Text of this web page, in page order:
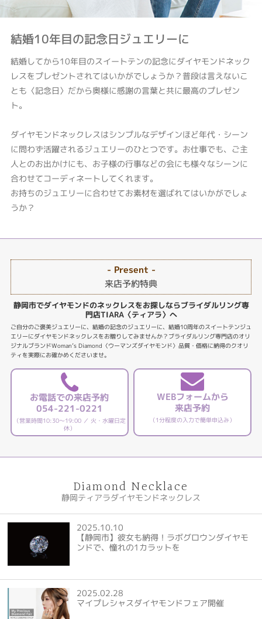
結婚10年目の記念日ジュエリーに
結婚してから10年目のスイートテンの記念にダイヤモンドネック
レスをプレゼントされてはいかがでしょうか？普段は言えないこ
とも〈記念日〉だから奥様に感謝の言葉と共に最高のプレゼン
ト。
ダイヤモンドネックレスはシンプルなデザインほど年代・シーン
に問わず活躍されるジュエリーのひとつです。お仕事でも、ご主
人とのお出かけにも、お子様の行事などの会にも様々なシーンに
合わせてコーディネートしてくれます。
お持ちのジュエリーに合わせてお素材を選ばれてはいかがでしょ
うか？
- Present -
来店予約特典
静岡市でダイヤモンドのネックレスをお探しならブライダルリング専
門店TIARA〈ティアラ〉へ
ご自分のご褒美ジュエリーに、結婚の記念のジュエリーに、結婚10周年のスイートテンジュ
エリーにダイヤモンドネックレスをお贈りしてみませんか？ブライダルリング専門店のオリ
ジナルブランドWoman’s Diamond〈ウーマンズダイヤモンド〉品質・価格に納得のクオリ
ティを実際にお確かめくださいませ。
お電話での来店予約
054-221-0221
（営業時間10:30～19:00 ／ 火・水曜日定
休）
WEBフォームから
来店予約
（1分程度の入力で簡単申込み）
Diamond Necklace
静岡ティアラダイヤモンドネックレス
2025.10.10
【静岡市】彼女も納得！ラボグロウンダイヤモ
ンドで、憧れの1カラットを
2025.02.28
マイプレシャスダイヤモンドフェア開催